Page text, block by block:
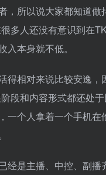
，所以说大家都知道做
多人还没有意识到在
入本身就不低。
得相对来说比较安逸，
段和内容形式都还处
一个人拿着一个手机在
经是主播、中控、副播